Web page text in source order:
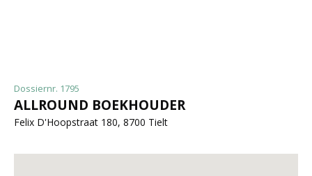
Dossiernr. 1795
ALLROUND BOEKHOUDER
Felix D'Hoopstraat 180, 8700 Tielt